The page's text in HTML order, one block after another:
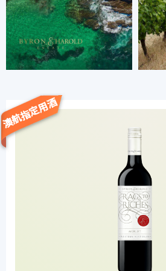
澳航指定用酒